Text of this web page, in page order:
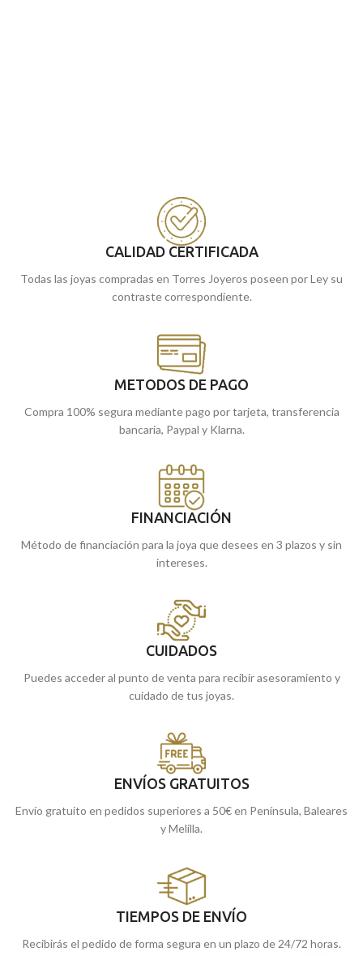
CALIDAD CERTIFICADA
Todas las joyas compradas en Torres Joyeros poseen por Ley su
contraste correspondiente.
METODOS DE PAGO
Compra 100% segura mediante pago por tarjeta, transferencia
bancaria, Paypal y Klarna.
FINANCIACIÓN
Método de financiación para la joya que desees en 3 plazos y sin
intereses.
CUIDADOS
Puedes acceder al punto de venta para recibir asesoramiento y
cuidado de tus joyas.
ENVÍOS GRATUITOS
Envío gratuito en pedidos superiores a 50€ en Península, Baleares
y Melilla.
TIEMPOS DE ENVÍO
Recibirás el pedido de forma segura en un plazo de 24/72 horas.